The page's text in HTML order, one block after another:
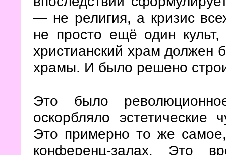
— не религия, а кризис
не просто ещё один
христианский храм должен
храмы. И было решено
Это было
оскорбляло эстетические
Это примерно то же
конференц-залах. Это